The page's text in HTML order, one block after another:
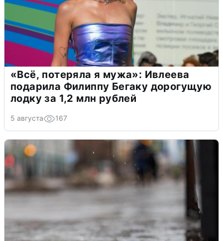
«Всё, потеряла я мужа»: Ивлеева
подарила Филиппу Бегаку дорогущую
лодку за 1,2 млн рублей
5 августа 167